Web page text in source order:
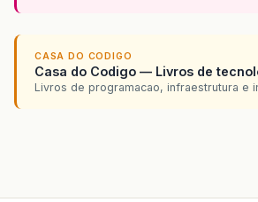
CASA DO CODIGO
Casa do Codigo — Livros de
Livros de programacao, infraestrutura e